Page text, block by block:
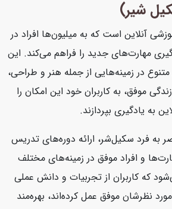
آنلاین است که به میلیون‌ها افراد در
مهارت‌های جدید را فراهم می‌کند. این
متنوع در زمینه‌هایی از جمله هنر و طراحی،
موفق، به کاربران خود این امکان را
به یادگیری بپردازند.
به فرد سکیل‌شر، ارائه دوره‌های تدریس
و افراد موفق در زمینه‌های مختلف
که کاربران از تجربیات و دانش عملی
نظرشان موفق عمل کرده‌اند، بهره‌مند